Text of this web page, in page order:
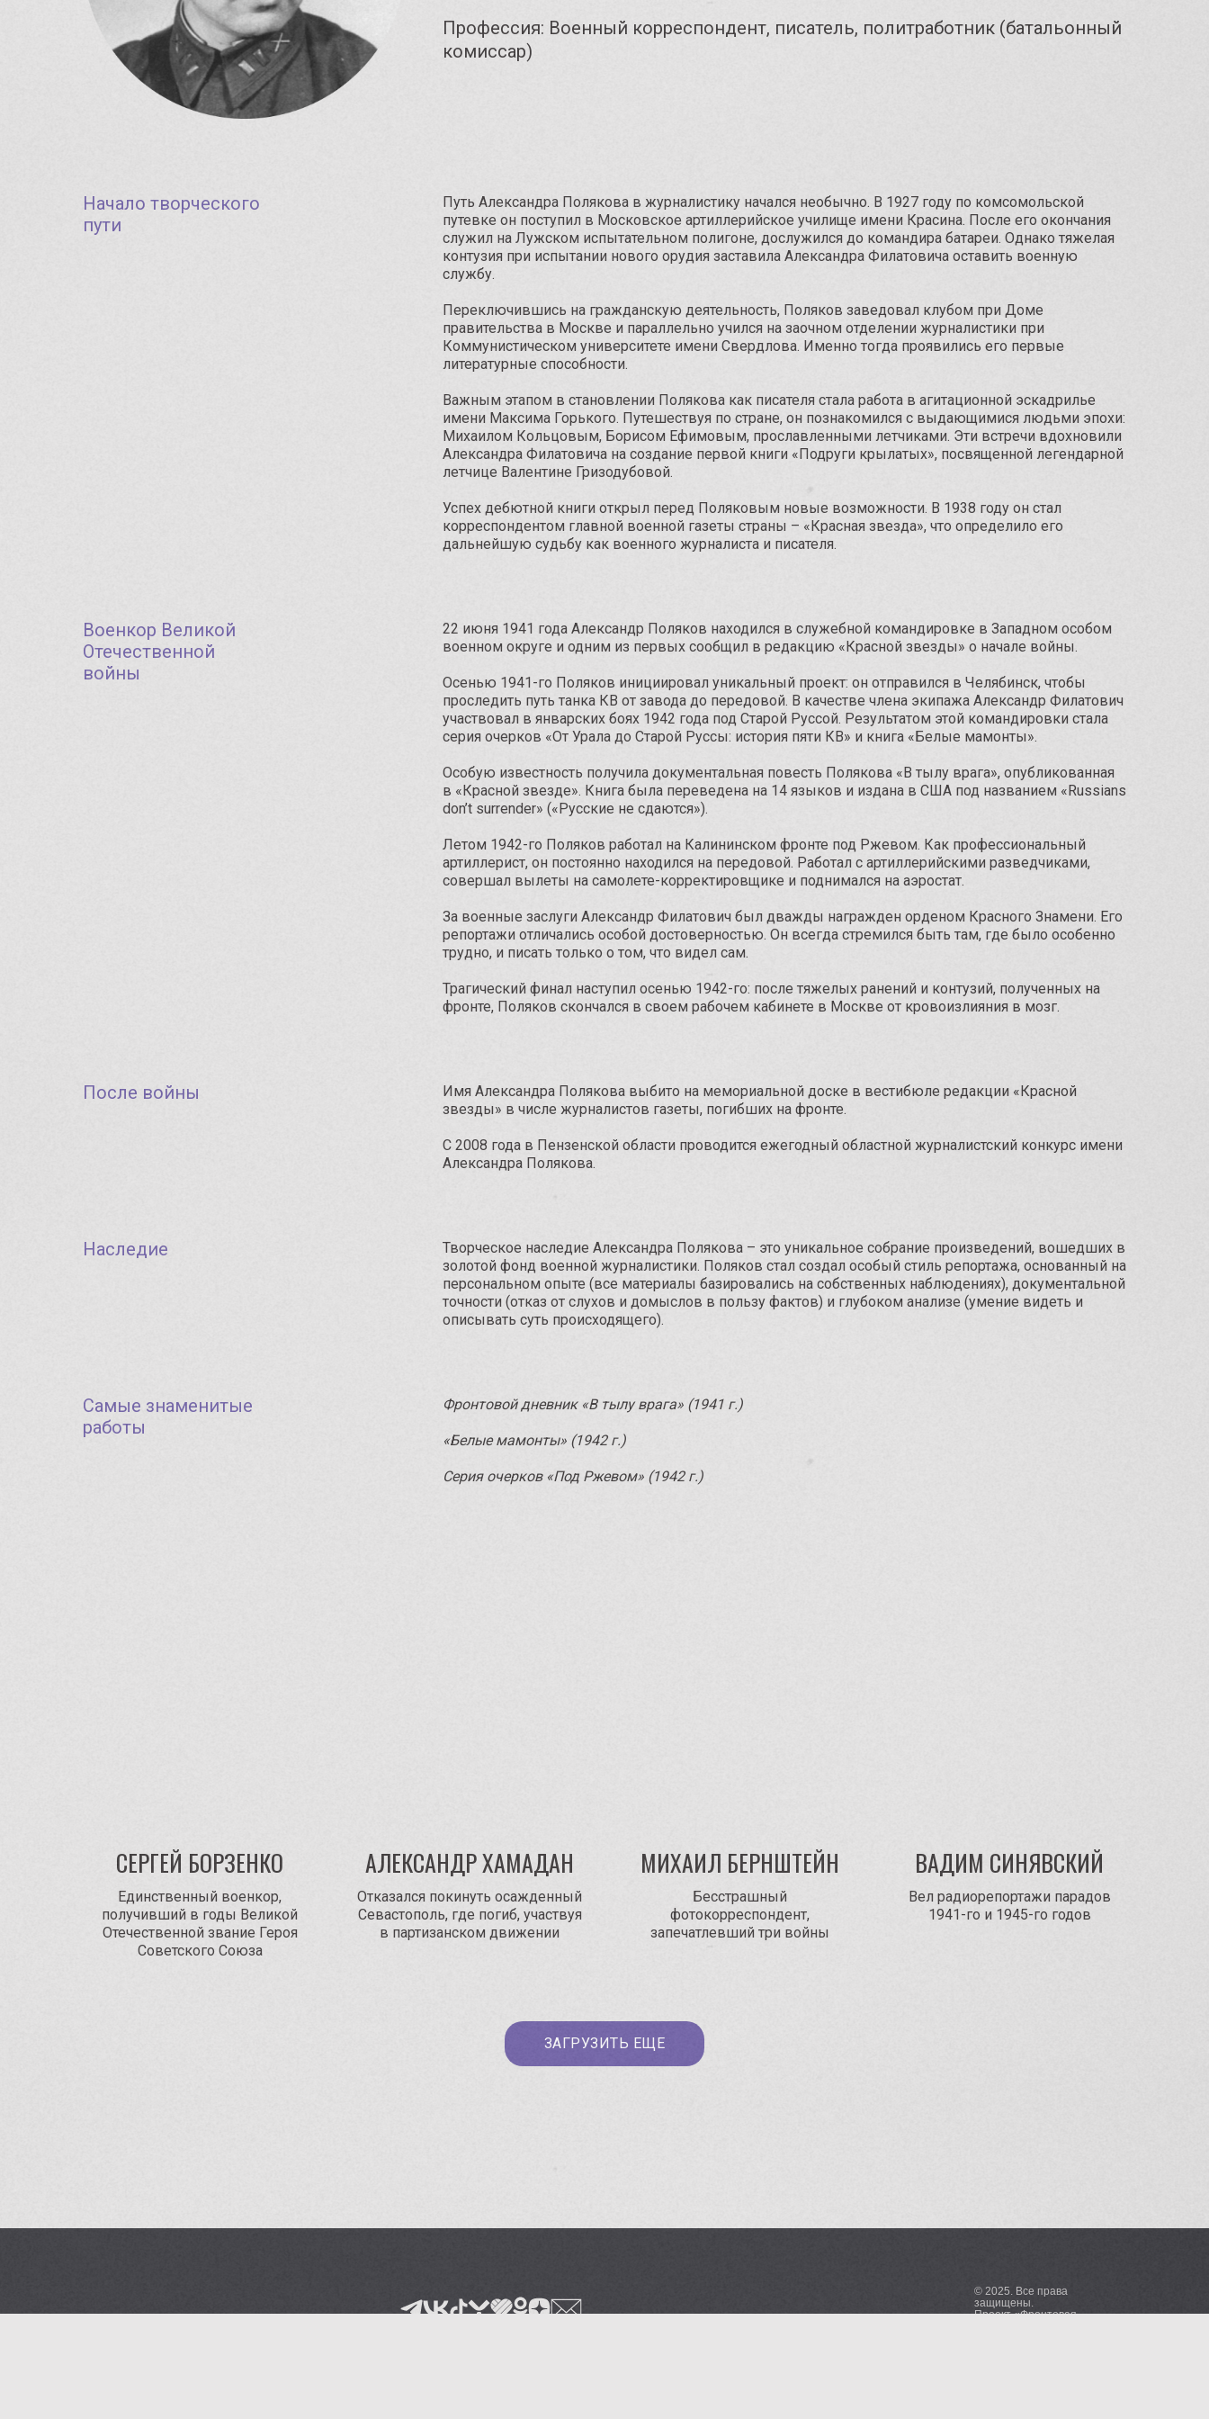
Профессия: Военный корреспондент, писатель, политработник (батальонный
комиссар)
Начало творческого
пути
Путь Александра Полякова в журналистику начался необычно. В 1927 году по комсомольской
путевке он поступил в Московское артиллерийское училище имени Красина. После его окончания
служил на Лужском испытательном полигоне, дослужился до командира батареи. Однако тяжелая
контузия при испытании нового орудия заставила Александра Филатовича оставить военную
службу.
Переключившись на гражданскую деятельность, Поляков заведовал клубом при Доме
правительства в Москве и параллельно учился на заочном отделении журналистики при
Коммунистическом университете имени Свердлова. Именно тогда проявились его первые
литературные способности.
Важным этапом в становлении Полякова как писателя стала работа в агитационной эскадрилье
имени Максима Горького. Путешествуя по стране, он познакомился с выдающимися людьми эпохи:
Михаилом Кольцовым, Борисом Ефимовым, прославленными летчиками. Эти встречи вдохновили
Александра Филатовича на создание первой книги «Подруги крылатых», посвященной легендарной
летчице Валентине Гризодубовой.
Успех дебютной книги открыл перед Поляковым новые возможности. В 1938 году он стал
корреспондентом главной военной газеты страны – «Красная звезда», что определило его
дальнейшую судьбу как военного журналиста и писателя.
Военкор Великой
Отечественной
войны
22 июня 1941 года Александр Поляков находился в служебной командировке в Западном особом
военном округе и одним из первых сообщил в редакцию «Красной звезды» о начале войны.
Осенью 1941-го Поляков инициировал уникальный проект: он отправился в Челябинск, чтобы
проследить путь танка КВ от завода до передовой. В качестве члена экипажа Александр Филатович
участвовал в январских боях 1942 года под Старой Руссой. Результатом этой командировки стала
серия очерков «От Урала до Старой Руссы: история пяти КВ» и книга «Белые мамонты».
Особую известность получила документальная повесть Полякова «В тылу врага», опубликованная
в «Красной звезде». Книга была переведена на 14 языков и издана в США под названием «Russians
don’t surrender» («Русские не сдаются»).
Летом 1942-го Поляков работал на Калининском фронте под Ржевом. Как профессиональный
артиллерист, он постоянно находился на передовой. Работал с артиллерийскими разведчиками,
совершал вылеты на самолете-корректировщике и поднимался на аэростат.
За военные заслуги Александр Филатович был дважды награжден орденом Красного Знамени. Его
репортажи отличались особой достоверностью. Он всегда стремился быть там, где было особенно
трудно, и писать только о том, что видел сам.
Трагический финал наступил осенью 1942-го: после тяжелых ранений и контузий, полученных на
фронте, Поляков скончался в своем рабочем кабинете в Москве от кровоизлияния в мозг.
После войны
Имя Александра Полякова выбито на мемориальной доске в вестибюле редакции «Красной
звезды» в числе журналистов газеты, погибших на фронте.
С 2008 года в Пензенской области проводится ежегодный областной журналистский конкурс имени
Александра Полякова.
Наследие
Творческое наследие Александра Полякова – это уникальное собрание произведений, вошедших в
золотой фонд военной журналистики. Поляков стал создал особый стиль репортажа, основанный на
персональном опыте (все материалы базировались на собственных наблюдениях), документальной
точности (отказ от слухов и домыслов в пользу фактов) и глубоком анализе (умение видеть и
описывать суть происходящего).
Самые знаменитые
работы
Фронтовой дневник «В тылу врага» (1941 г.)
«Белые мамонты» (1942 г.)
Серия очерков «Под Ржевом» (1942 г.)
СЕРГЕЙ БОРЗЕНКО
Единственный военкор,
получивший в годы Великой
Отечественной звание Героя
Советского Союза
АЛЕКСАНДР ХАМАДАН
Отказался покинуть осажденный
Севастополь, где погиб, участвуя
в партизанском движении
МИХАИЛ БЕРНШТЕЙН
Бесстрашный
фотокорреспондент,
запечатлевший три войны
ВАДИМ СИНЯВСКИЙ
Вел радиорепортажи парадов
1941-го и 1945-го годов
ЗАГРУЗИТЬ ЕЩЕ
© 2025. Все права
защищены.
Проект «Фронтовая